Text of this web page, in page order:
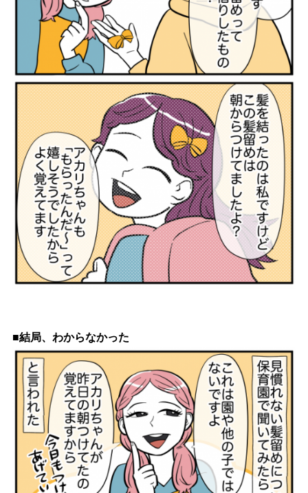
■結局、わからなかった